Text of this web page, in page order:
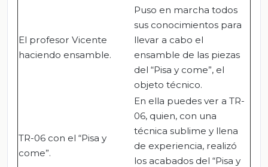
El profesor Vicente
haciendo ensamble.
Puso en marcha todos
sus conocimientos para
llevar a cabo el
ensamble de las piezas
del “Pisa y come”, el
objeto técnico.
TR-06 con el “Pisa y
come”.
En ella puedes ver a TR-
06, quien, con una
técnica sublime y llena
de experiencia, realizó
los acabados del “Pisa y